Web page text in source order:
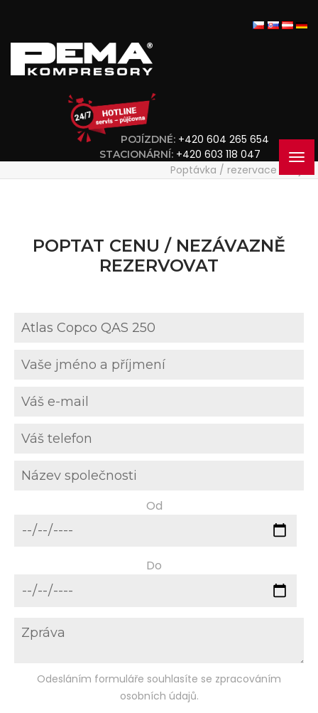
POJÍZDNÉ: +420 604 265 654
STACIONÁRNÍ: +420 603 118 047
Poptávka / rezervace stroje
POPTAT CENU / NEZÁVAZNĚ
REZERVOVAT
Od
Do
Odesláním formuláře souhlasíte se zpracováním
osobních údajů.